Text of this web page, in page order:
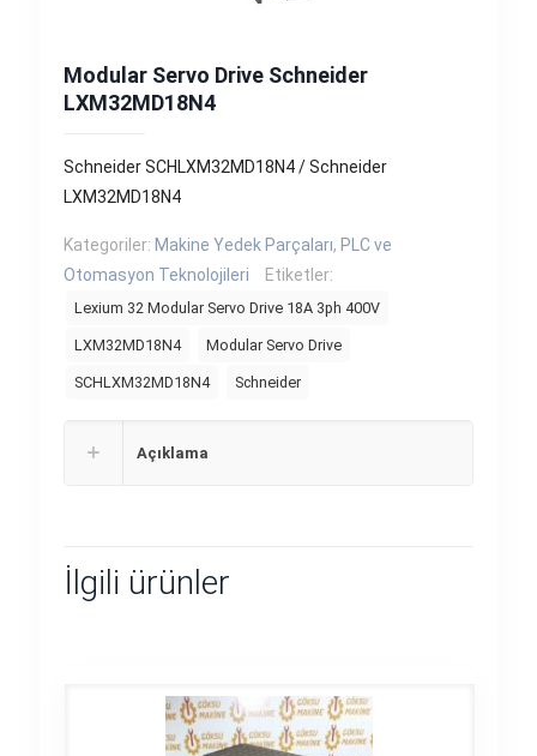
Modular Servo Drive Schneider
LXM32MD18N4
Schneider SCHLXM32MD18N4 / Schneider
LXM32MD18N4
Kategoriler: Makine Yedek Parçaları, PLC ve
Otomasyon Teknolojileri
Etiketler:
Lexium 32 Modular Servo Drive 18A 3ph 400V
LXM32MD18N4 Modular Servo Drive
SCHLXM32MD18N4 Schneider
Açıklama
İlgili ürünler